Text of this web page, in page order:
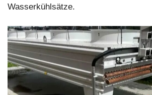
Wasserkühlsätze.